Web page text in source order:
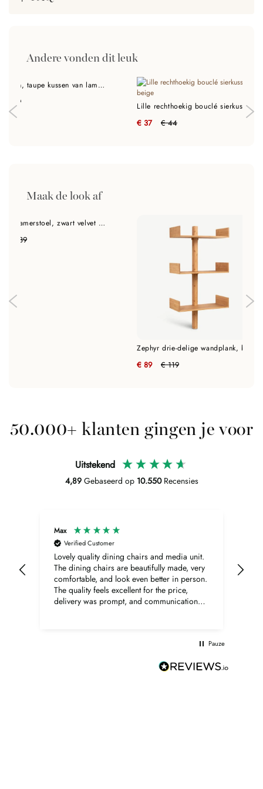
Andere vonden dit leuk
Alan Kussen, taupe kussen van lamsvacht Ø35 cm
€ 69
€ 37 € 44
Maak de look af
Venice eetkamerstoel, zwart velvet met zwart onderstel
€ 189
€ 89 € 119
50.000+ klanten gingen je voor
Uitstekend
4,89 Gebaseerd op 10.550 Recensies
Max
Verified Customer
Lovely quality dining chairs and media unit.
The dining chairs are beautifully made, very
comfortable, and look even better in person.
The quality feels excellent for the price,
delivery was prompt, and communication
Pauze